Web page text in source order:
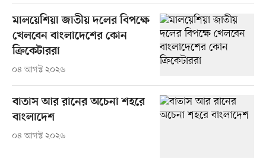
মালয়েশিয়া জাতীয় দলের বিপক্ষে
খেলবেন বাংলাদেশের কোন
ক্রিকেটাররা
০৪ আগস্ট ২০২৬
বাতাস আর রানের অচেনা শহরে
বাংলাদেশ
০৪ আগস্ট ২০২৬